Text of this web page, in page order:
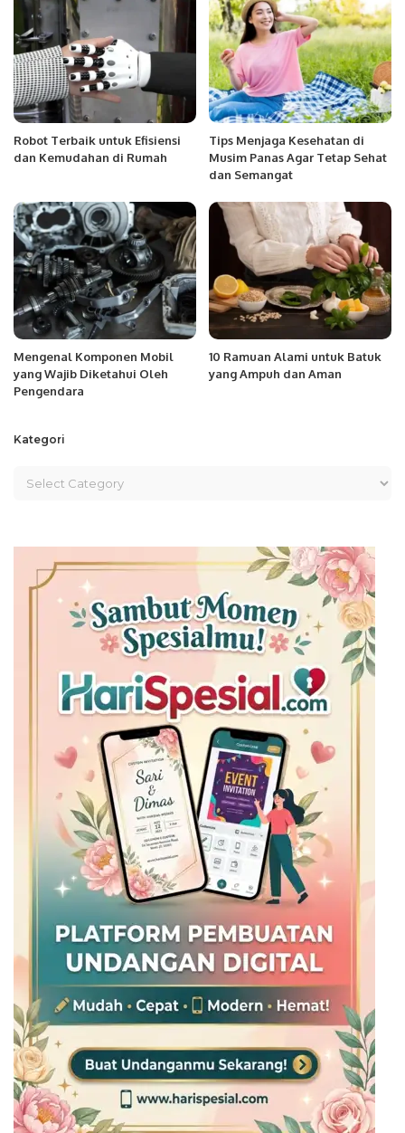
Robot Terbaik untuk Efisiensi
dan Kemudahan di Rumah
Tips Menjaga Kesehatan di
Musim Panas Agar Tetap Sehat
dan Semangat
Mengenal Komponen Mobil
yang Wajib Diketahui Oleh
Pengendara
10 Ramuan Alami untuk Batuk
yang Ampuh dan Aman
Kategori